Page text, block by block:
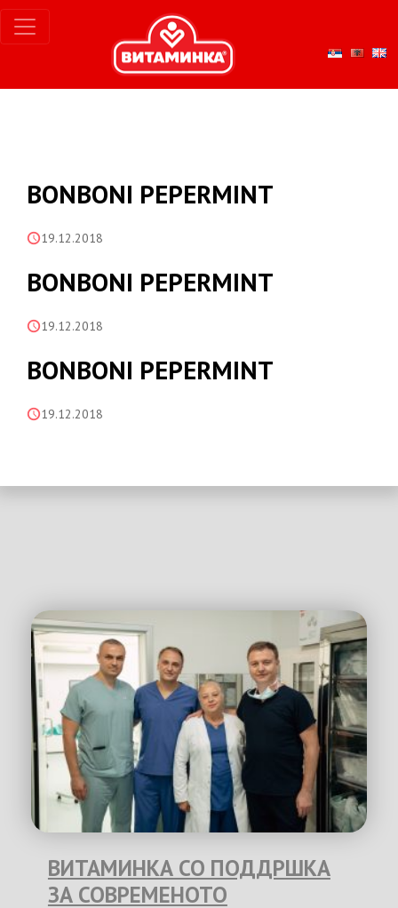
BONBONI PEPERMINT
19.12.2018
BONBONI PEPERMINT
19.12.2018
BONBONI PEPERMINT
19.12.2018
ВИТАМИНКА СО ПОДДРШКА
ЗА СОВРЕМЕНОТО